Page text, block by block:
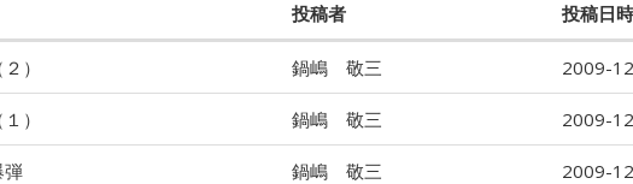
投稿者 投稿日時
） 鍋嶋 敬三 2009-
） 鍋嶋 敬三 2009-
弾 鍋嶋 敬三 2009-